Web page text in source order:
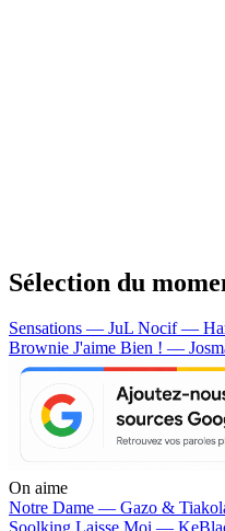
Sélection du
Sensations — JuL Nocif —
Brownie J'aime Bien ! —
On aime
Notre Dame — Gazo &